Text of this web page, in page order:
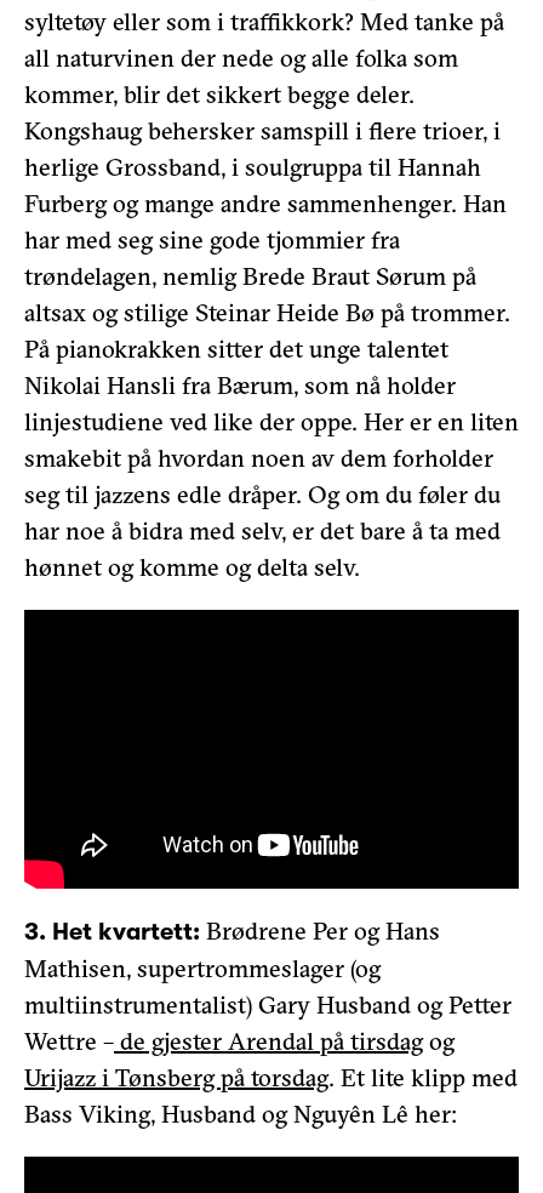
syltetøy eller som i traffikkork? Med tanke på
all naturvinen der nede og alle folka som
kommer, blir det sikkert begge deler.
Kongshaug behersker samspill i flere trioer, i
herlige Grossband, i soulgruppa til Hannah
Furberg og mange andre sammenhenger. Han
har med seg sine gode tjommier fra
trøndelagen, nemlig Brede Braut Sørum på
altsax og stilige Steinar Heide Bø på trommer.
På pianokrakken sitter det unge talentet
Nikolai Hansli fra Bærum, som nå holder
linjestudiene ved like der oppe. Her er en liten
smakebit på hvordan noen av dem forholder
seg til jazzens edle dråper. Og om du føler du
har noe å bidra med selv, er det bare å ta med
hønnet og komme og delta selv.
3. Het kvartett: Brødrene Per og Hans
Mathisen, supertrommeslager (og
multiinstrumentalist) Gary Husband og Petter
Wettre – de gjester Arendal på tirsdagog
Urijazz i Tønsberg på torsdag. Et lite klipp med
Bass Viking, Husband og Nguyên Lê her: